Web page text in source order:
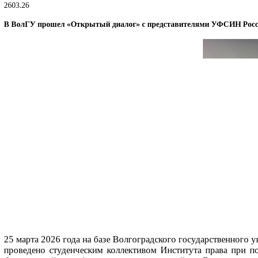
2603.26
В ВолГУ прошел «Открытый диалог» с представителями УФСИН
25 марта 2026 года на базе Волгоградского
проведено студенческим коллективом Института права при